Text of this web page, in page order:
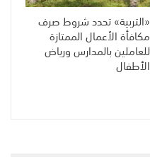
«التربية» تحدد شروط صرف
مكافأة الأعمال الممتازة
للعاملين بالمدارس ورياض
الأطفال